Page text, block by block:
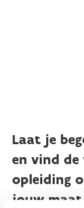
Laat je
en vind de
opleiding
jouw maat.